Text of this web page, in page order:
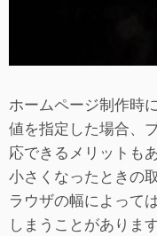
ホームページ制作時
値を指定した場合、
応できるメリットも
小さくなったときの
ラウザの幅によって
しまうことがあります